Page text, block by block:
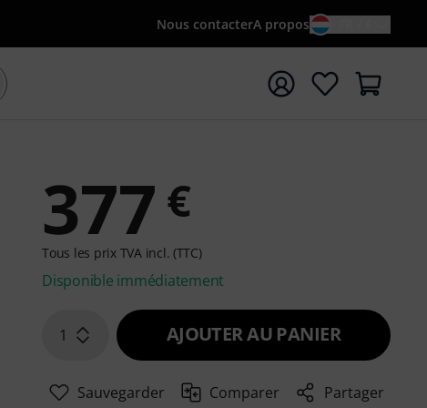
Nous contacterA propos
la recherche avec le terme de recherche
377 €
Tous les prix TVA incl. (TTC)
Disponible immédiatement
1 AJOUTER AU PANIER
Sauvegarder Comparer Partager